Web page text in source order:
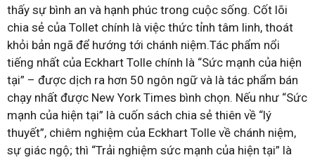
thấy sự bình an và hạnh phúc trong cuộc sống. Cốt lõi
chia sẻ của Tollet chính là việc thức tỉnh tâm linh, thoát
khỏi bản ngã để hướng tới chánh niệm.Tác phẩm nổi
tiếng nhất của Eckhart Tolle chính là “Sức mạnh của hiện
tại” – được dịch ra hơn 50 ngôn ngữ và là tác phẩm bán
chạy nhất được New York Times bình chọn. Nếu như “Sức
mạnh của hiện tại” là cuốn sách chia sẻ thiên về “lý
thuyết”, chiêm nghiệm của Eckhart Tolle về chánh niệm,
sự giác ngộ; thì “Trải nghiệm sức mạnh của hiện tại” là